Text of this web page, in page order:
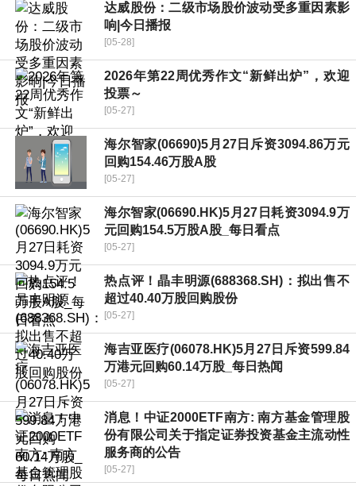
达威股份：二级市场股价波动受多重因素影
响|今日播报
[05-28]
2026年第22周优秀作文“新鲜出炉”，欢迎
投票～
[05-27]
海尔智家(06690)5月27日斥资3094.86万元
回购154.46万股A股
[05-27]
海尔智家(06690.HK)5月27日耗资3094.9万
元回购154.5万股A股_每日看点
[05-27]
热点评！晶丰明源(688368.SH)：拟出售不
超过40.40万股回购股份
[05-27]
海吉亚医疗(06078.HK)5月27日斥资599.84
万港元回购60.14万股_每日热闻
[05-27]
消息！中证2000ETF南方: 南方基金管理股
份有限公司关于指定证券投资基金主流动性
服务商的公告
[05-27]